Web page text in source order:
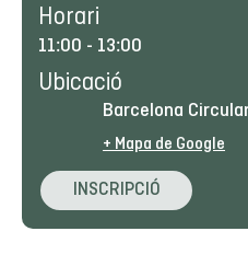
Horari
11:00 - 13:00
Ubicació
Barcelona
+ Mapa de Google
INSCRIPCIÓ